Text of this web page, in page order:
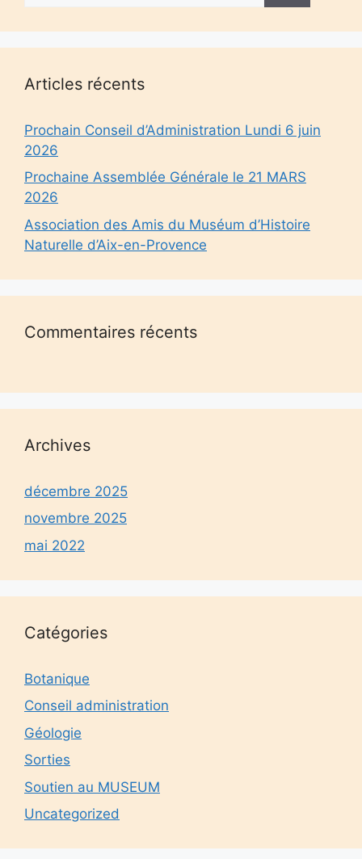
Articles récents
Prochain Conseil d’Administration Lundi 6 juin
2026
Prochaine Assemblée Générale le 21 MARS
2026
Association des Amis du Muséum d’Histoire
Naturelle d’Aix-en-Provence
Commentaires récents
Archives
décembre 2025
novembre 2025
mai 2022
Catégories
Botanique
Conseil administration
Géologie
Sorties
Soutien au MUSEUM
Uncategorized